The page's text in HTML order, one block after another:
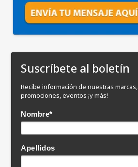
Suscríbete al boletín
Recibe información de nuestras marcas,
promociones, eventos ¡y más!
Nombre*
Apellidos